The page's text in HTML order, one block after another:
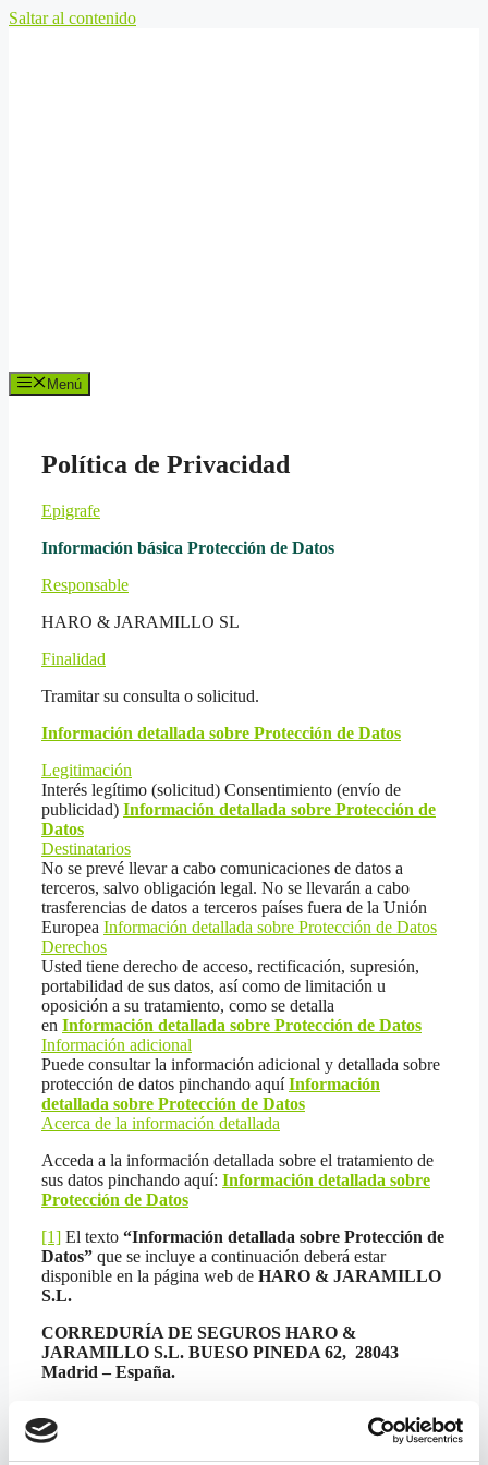
Saltar al contenido
Menú
Política de Privacidad
Epigrafe
Información básica Protección de Datos
Responsable
HARO & JARAMILLO SL
Finalidad
Tramitar su consulta o solicitud.
Información detallada sobre Protección de Datos
Legitimación
Interés legítimo (solicitud) Consentimiento (envío de
publicidad) Información detallada sobre Protección de
Datos
Destinatarios
No se prevé llevar a cabo comunicaciones de datos a
terceros, salvo obligación legal. No se llevarán a cabo
trasferencias de datos a terceros países fuera de la Unión
Europea Información detallada sobre Protección de Datos
Derechos
Usted tiene derecho de acceso, rectificación, supresión,
portabilidad de sus datos, así como de limitación u
oposición a su tratamiento, como se detalla
en Información detallada sobre Protección de Datos
Información adicional
Puede consultar la información adicional y detallada sobre
protección de datos pinchando aquíInformación
detallada sobre Protección de Datos
Acerca de la información detallada
Acceda a la información detallada sobre el tratamiento de
sus datos pinchando aquí: Información detallada sobre
Protección de Datos
[1] El texto “Información detallada sobre Protección de
Datos” que se incluye a continuación deberá estar
disponible en la página web de HARO & JARAMILLO
S.L.
CORREDURÍA DE SEGUROS HARO &
JARAMILLO S.L. BUESO PINEDA 62, 28043
Madrid – España.
15/1999 de Protección de Datos de Carácter Personal,
le informamos que los datos que nos proporcione en el